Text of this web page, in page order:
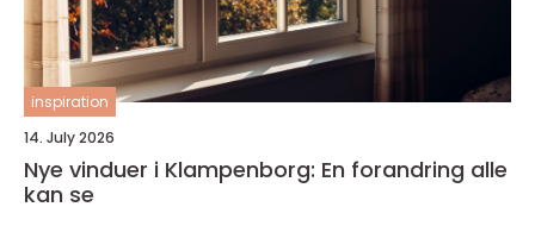
inspiration
14. July 2026
Nye vinduer i Klampenborg: En forandring alle
kan se